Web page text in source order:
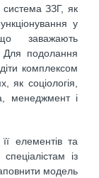
система ЗЗГ, як
у
заважають
Для подолання
комплексом
як соціологія,
менеджмент і
елементів та
із
модель